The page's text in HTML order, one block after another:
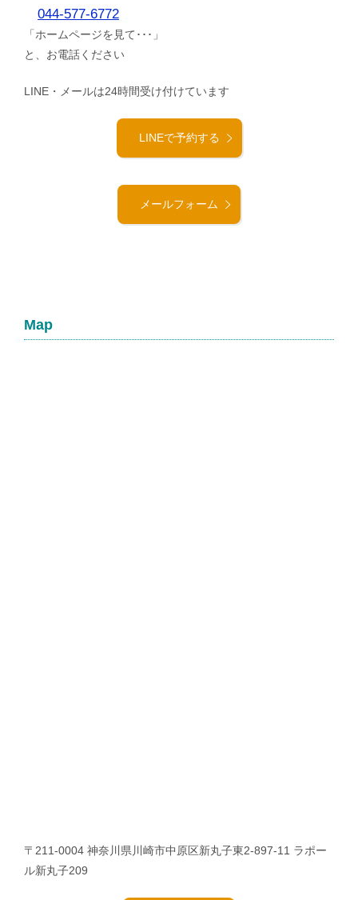
044-577-6772
「ホームページを見て･･･」
と、お電話ください
LINE・メールは24時間受け付けています
LINEで予約する
メールフォーム
Map
〒211-0004 神奈川県川崎市中原区新丸子東2-897-11 ラポー
ル新丸子209